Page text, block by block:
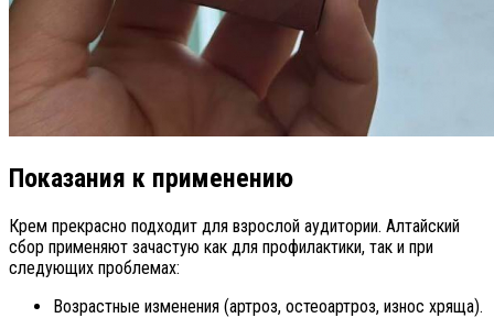
Показания к применению
Крем прекрасно подходит для взрослой аудитории. Алтайский
сбор применяют зачастую как для профилактики, так и при
следующих проблемах:
Возрастные изменения (артроз, остеоартроз, износ хряща).